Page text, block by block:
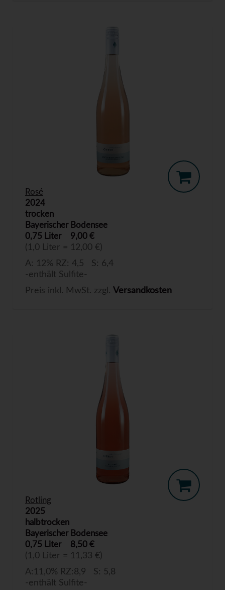
Rosé
2024
trocken
Bayerischer Bodensee
0,75 Liter
9,00 €
(1,0 Liter = 12,00 €)
A: 12% RZ: 4,5 S: 6,4
-enthält Sulfite-
Preis inkl. MwSt. zzgl. Versandkosten
Rotling
2025
halbtrocken
Bayerischer Bodensee
0,75 Liter
8,50 €
(1,0 Liter = 11,33 €)
A:11,0% RZ:8,9 S: 5,8
-enthält Sulfite-